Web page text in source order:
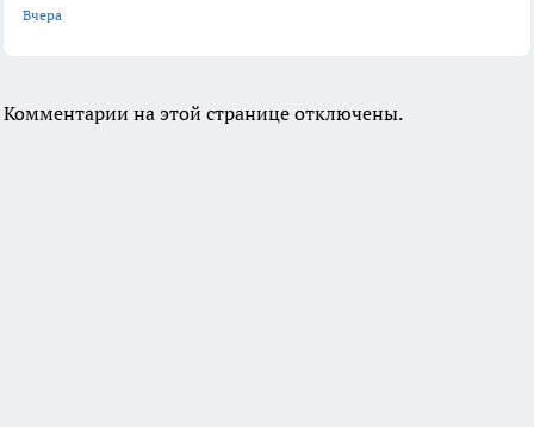
Вчера
Комментарии на этой странице отключены.